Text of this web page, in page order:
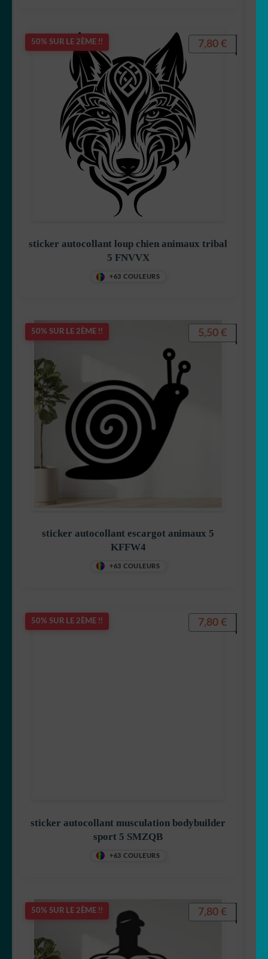
50% SUR LE 2ÈME !!
sticker autocollant loup chien animaux tribal
5 FNVVX
+63 COULEURS
7,80 €
50% SUR LE 2ÈME !!
sticker autocollant escargot animaux 5
KFFW4
+63 COULEURS
5,50 €
50% SUR LE 2ÈME !!
sticker autocollant musculation bodybuilder
sport 5 SMZQB
+63 COULEURS
7,80 €
50% SUR LE 2ÈME !! 7,80 €